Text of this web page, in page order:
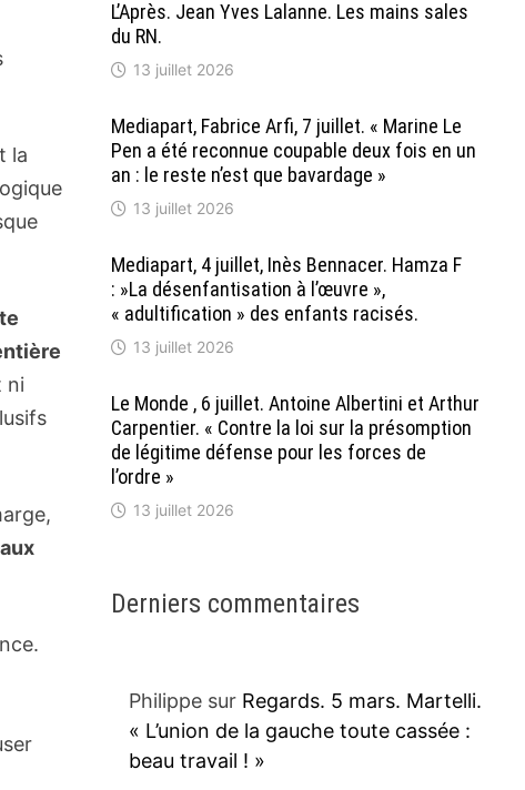
la
ni
L’Après. Jean Yves Lalanne. Les mains sales
du RN.
13 juillet 2026
Mediapart, Fabrice Arfi, 7 juillet. « Marine Le
Pen a été reconnue coupable deux fois en un
an : le reste n’est que bavardage »
13 juillet 2026
Mediapart, 4 juillet, Inès Bennacer. Hamza F
: »La désenfantisation à l’œuvre »,
« adultification » des enfants racisés.
13 juillet 2026
Le Monde , 6 juillet. Antoine Albertini et Arthur
Carpentier. « Contre la loi sur la présomption
de légitime défense pour les forces de
l’ordre »
13 juillet 2026
Derniers commentaires
Philippesur Regards. 5 mars. Martelli.
« L’union de la gauche toute cassée :
beau travail ! »